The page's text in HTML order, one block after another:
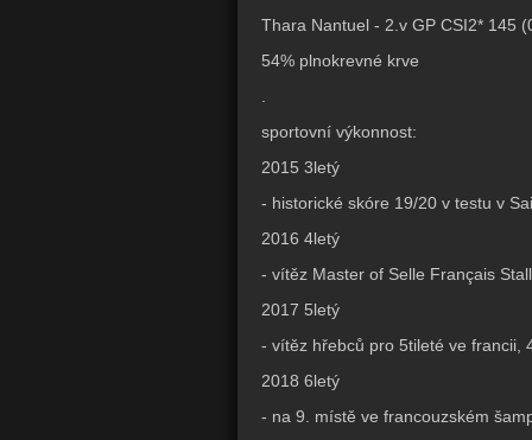
Thara Nantuel - 2.v GP CSI2* 145
54% plnokrevné krve
sportovní výkonnost:
2015 3letý
- historické skóre 19/20 v testu v
2016 4letý
- vítěz Master of Selle Français
2017 5letý
- vítěz hřebců pro 5tileté ve francii,
2018 6letý
- na 9. místě ve francouzském